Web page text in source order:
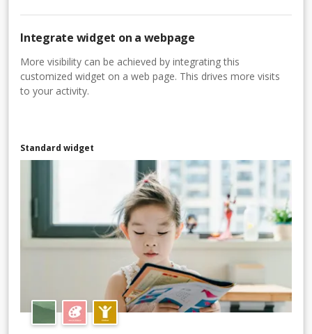
Integrate widget on a webpage
More visibility can be achieved by integrating this
customized widget on a web page. This drives more visits
to your activity.
Standard widget